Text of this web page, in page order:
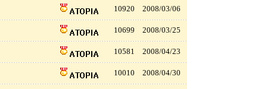
10920 2008/03/06
10699 2008/03/25
10581 2008/04/23
10010 2008/04/30